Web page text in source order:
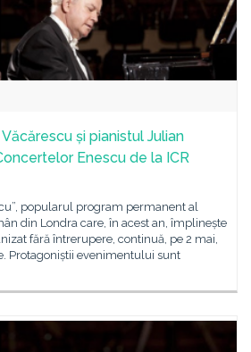
și pianistul Julian
Enescu de la ICR
popularul program permanent al
din Londra care, în acest an, împlinește
fără întrerupere, continuă, pe 2 mai,
Protagoniștii evenimentului sunt